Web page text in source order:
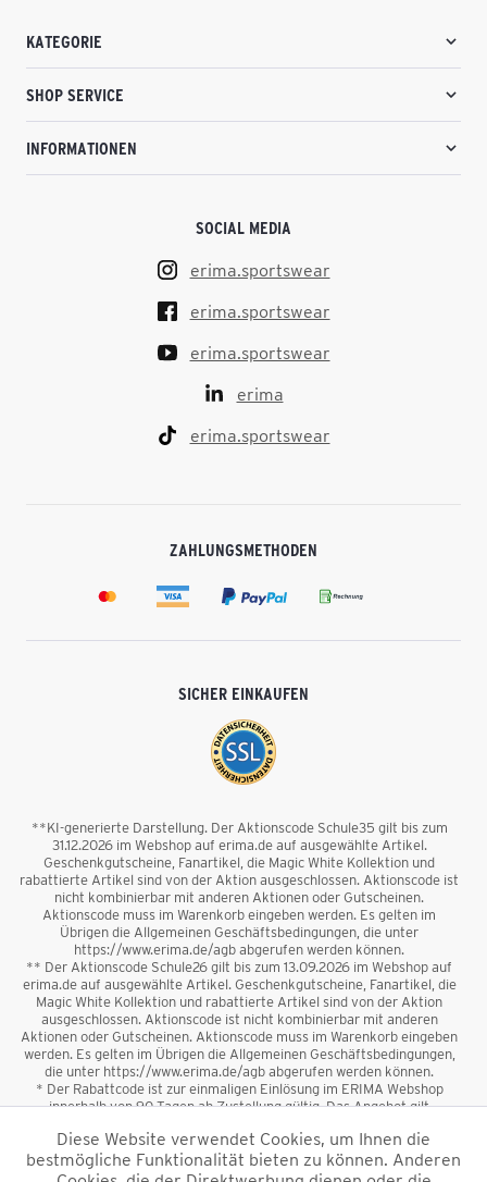
KATEGORIE
SHOP SERVICE
INFORMATIONEN
SOCIAL MEDIA
erima.sportswear
erima.sportswear
erima.sportswear
erima
erima.sportswear
ZAHLUNGSMETHODEN
SICHER EINKAUFEN
**KI-generierte Darstellung. Der Aktionscode Schule35 gilt bis zum
31.12.2026 im Webshop auf erima.de auf ausgewählte Artikel.
Geschenkgutscheine, Fanartikel, die Magic White Kollektion und
rabattierte Artikel sind von der Aktion ausgeschlossen. Aktionscode ist
nicht kombinierbar mit anderen Aktionen oder Gutscheinen.
Aktionscode muss im Warenkorb eingeben werden. Es gelten im
Übrigen die Allgemeinen Geschäftsbedingungen, die unter
https://www.erima.de/agb abgerufen werden können.
** Der Aktionscode Schule26 gilt bis zum 13.09.2026 im Webshop auf
erima.de auf ausgewählte Artikel. Geschenkgutscheine, Fanartikel, die
Magic White Kollektion und rabattierte Artikel sind von der Aktion
ausgeschlossen. Aktionscode ist nicht kombinierbar mit anderen
Aktionen oder Gutscheinen. Aktionscode muss im Warenkorb eingeben
werden. Es gelten im Übrigen die Allgemeinen Geschäftsbedingungen,
die unter https://www.erima.de/agb abgerufen werden können.
* Der Rabattcode ist zur einmaligen Einlösung im ERIMA Webshop
innerhalb von 90 Tagen ab Zustellung gültig. Das Angebot gilt
sowie Geschenkgutscheine sind vom Rabatt ausgeschlossen. Der
Rabattcode ist nicht mit anderen Aktionen oder Gutscheinen
kombinierbar. Der Mindestbestellwert beträgt 50 €
Diese Website verwendet Cookies, um Ihnen die
bestmögliche Funktionalität bieten zu können. Anderen